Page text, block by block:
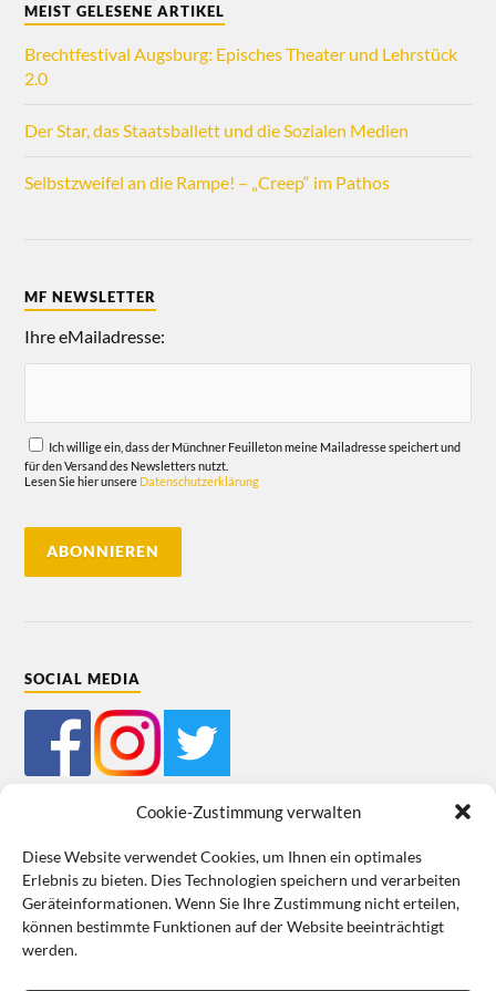
Cookie-Zustimmung verwalten
Diese Website verwendet Cookies, um Ihnen ein optimales
Erlebnis zu bieten. Dies Technologien speichern und verarbeiten
Geräteinformationen. Wenn Sie Ihre Zustimmung nicht erteilen,
können bestimmte Funktionen auf der Website beeinträchtigt
werden.
MEIST GELESENE ARTIKEL
Brechtfestival Augsburg: Episches Theater und Lehrstück
2.0
Der Star, das Staatsballett und die Sozialen Medien
Selbstzweifel an die Rampe! – „Creep“ im Pathos
MF NEWSLETTER
Ihre eMailadresse:
Ich willige ein, dass der Münchner Feuilleton meine Mailadresse speichert und
für den Versand des Newsletters nutzt.
Lesen Sie hier unsere Datenschutzerklärung
SOCIAL MEDIA
Mein Bestellkonto Kundeninformationen Datenschutz
Cookie-Richtlinie (EU) Impressum